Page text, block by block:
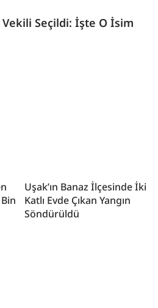
Vekili Seçildi: İşte O İsim
Uşak’ın Banaz İlçesinde İki
Katlı Evde Çıkan Yangın
Söndürüldü